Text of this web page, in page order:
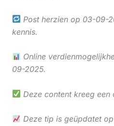
Post herzien op 03-09-
kennis.
Online
09-2025.
Deze content kreeg
Deze tip is geüpdatet